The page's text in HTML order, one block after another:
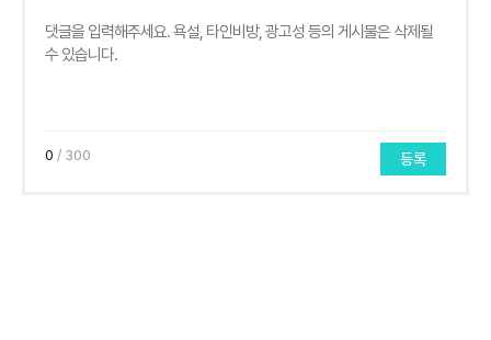
0 / 300 등록